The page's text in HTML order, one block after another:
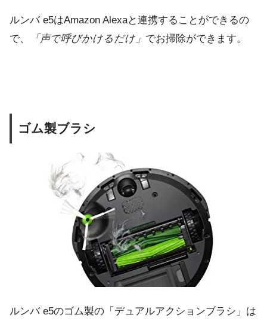
ルンバ e5はAmazon Alexaと連携することができるの
で、
「声で呼びかけるだけ」 でお掃除ができます。
ゴム製ブラシ
ルンバ e5のゴム製の「デュアルアクションブラシ」は